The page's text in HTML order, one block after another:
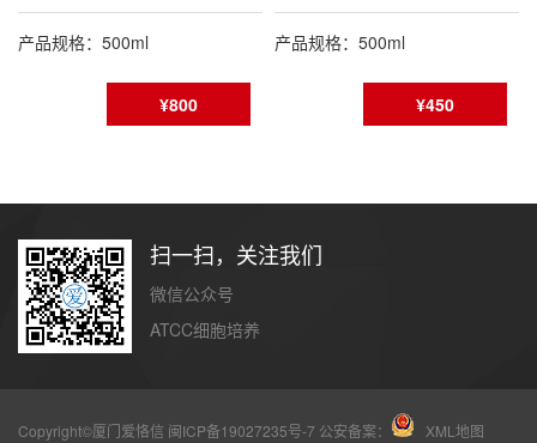
产品规格：500ml
¥800
产品规格：500ml
¥450
扫一扫，关注我们
微信公众号
ATCC细胞培养
Copyright©厦门爱恪信 闽ICP备19027235号-7 公安备案： XML地图